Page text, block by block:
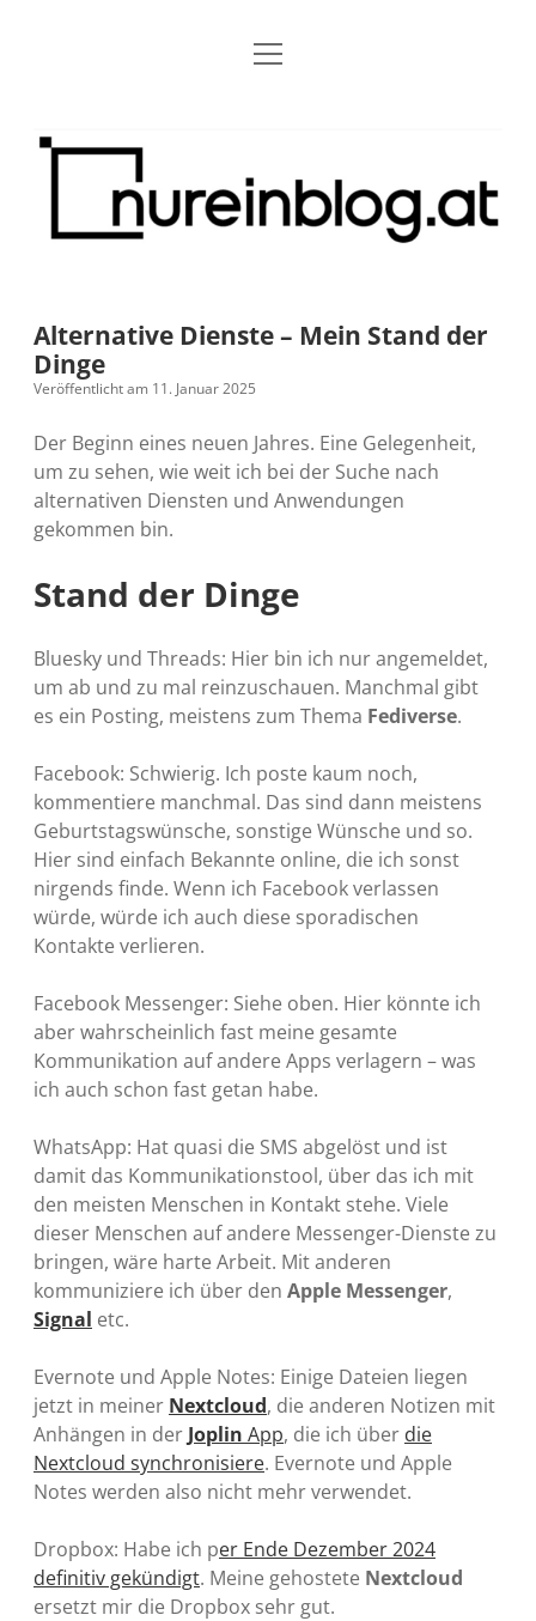
Blog
Archiv
Kontakt
Grundsätze Dropdown-
Kreativitätserklärung
Barrierefreiheit
Meine Fediverse Regeln
öffnen
barcamper.at – Die österreichische Barcamp Liste
Alleinr – Der Ruheraum im Web (externer Link)
S9y InfoCamp – Der Serendpity Podcast (externer
Link)
Impressum Dropdown-
Datenschutz
Microblog
rss email-
form
mastodon
Menü
Nur
Blog
Alternative Dienste – Mein Stand der
Dinge
Veröffentlicht am 11. Januar 2025
Der Beginn eines neuen Jahres. Eine Gelegenheit,
um zu sehen, wie weit ich bei der Suche nach
alternativen Diensten und Anwendungen
gekommen bin.
Stand der Dinge
Bluesky und Threads: Hier bin ich nur angemeldet,
um ab und zu mal reinzuschauen. Manchmal gibt
es ein Posting, meistens zum Thema Fediverse.
Facebook: Schwierig. Ich poste kaum noch,
kommentiere manchmal. Das sind dann meistens
Geburtstagswünsche, sonstige Wünsche und so.
Hier sind einfach Bekannte online, die ich sonst
nirgends finde. Wenn ich Facebook verlassen
würde, würde ich auch diese sporadischen
Kontakte verlieren.
Facebook Messenger: Siehe oben. Hier könnte ich
aber wahrscheinlich fast meine gesamte
Kommunikation auf andere Apps verlagern – was
ich auch schon fast getan habe.
WhatsApp: Hat quasi die SMS abgelöst und ist
damit das Kommunikationstool, über das ich mit
den meisten Menschen in Kontakt stehe. Viele
dieser Menschen auf andere Messenger-Dienste zu
bringen, wäre harte Arbeit. Mit anderen
kommuniziere ich über den Apple Messenger,
Signal etc.
Evernote und Apple Notes: Einige Dateien liegen
jetzt in meiner Nextcloud, die anderen Notizen mit
Anhängen in der Joplin App, die ich über die
Nextcloud synchronisiere. Evernote und Apple
Notes werden also nicht mehr verwendet.
Dropbox: Habe ich per Ende Dezember 2024
definitiv gekündigt. Meine gehostete Nextcloud
ersetzt mir die Dropbox sehr gut.